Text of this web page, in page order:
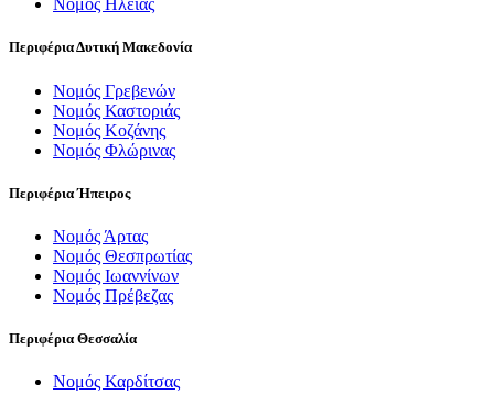
Νομός Ηλείας
Περιφέρια Δυτική Μακεδονία
Νομός Γρεβενών
Νομός Καστοριάς
Νομός Κοζάνης
Νομός Φλώρινας
Περιφέρια Ήπειρος
Νομός Άρτας
Νομός Θεσπρωτίας
Νομός Ιωαννίνων
Νομός Πρέβεζας
Περιφέρια Θεσσαλία
Νομός Καρδίτσας